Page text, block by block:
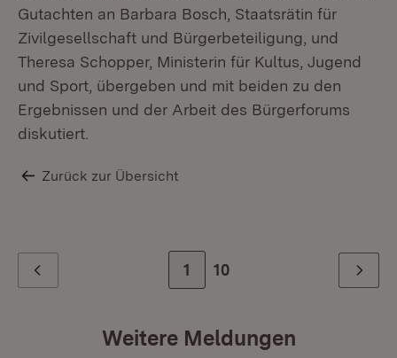
Gutachten an Barbara Bosch, Staatsrätin für
Zivilgesellschaft und Bürgerbeteiligung, und
Theresa Schopper, Ministerin für Kultus, Jugend
und Sport, übergeben und mit beiden zu den
Ergebnissen und der Arbeit des Bürgerforums
diskutiert.
Zurück zur Übersicht
Zur Seite
1 Zur letzten Seite
10 Weiter
Weitere Meldungen